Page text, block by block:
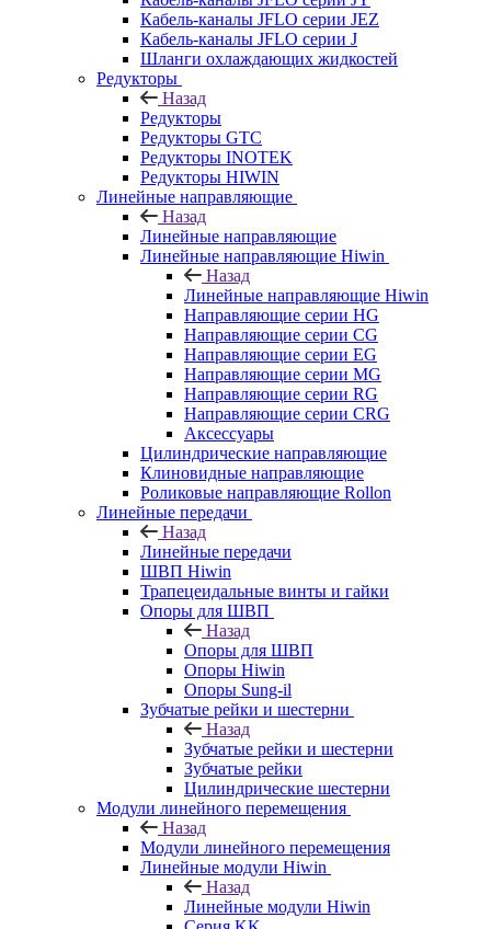
Кабель-каналы JFLO серии JEZ
Кабель-каналы JFLO серии J
Шланги охлаждающих жидкостей
Редукторы
Назад
Редукторы
Редукторы GTC
Редукторы INOTEK
Редукторы HIWIN
Линейные направляющие
Назад
Линейные направляющие
Линейные направляющие Hiwin
Назад
Линейные направляющие Hiwin
Направляющие серии HG
Направляющие серии CG
Направляющие серии EG
Направляющие серии MG
Направляющие серии RG
Направляющие серии CRG
Аксессуары
Цилиндрические направляющие
Клиновидные направляющие
Роликовые направляющие Rollon
Линейные передачи
Назад
Линейные передачи
ШВП Hiwin
Трапецеидальные винты и гайки
Опоры для ШВП
Назад
Опоры для ШВП
Опоры Hiwin
Опоры Sung-il
Зубчатые рейки и шестерни
Назад
Зубчатые рейки и шестерни
Зубчатые рейки
Цилиндрические шестерни
Модули линейного перемещения
Назад
Модули линейного перемещения
Линейные модули Hiwin
Назад
Линейные модули Hiwin